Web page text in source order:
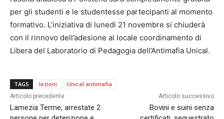
per gli studenti e le studentesse partecipanti al momento
formativo. L’iniziativa di lunedì 21 novembre si chiuderà
con il rinnovo dell’adesione al locale coordinamento di
Libera del Laboratorio di Pedagogia dell’Antimafia Unical.
TAGS lezioni Unical antimafia
Articolo precedente
Lamezia Terme, arrestate 2
Articolo successivo
Bovini e suini senza